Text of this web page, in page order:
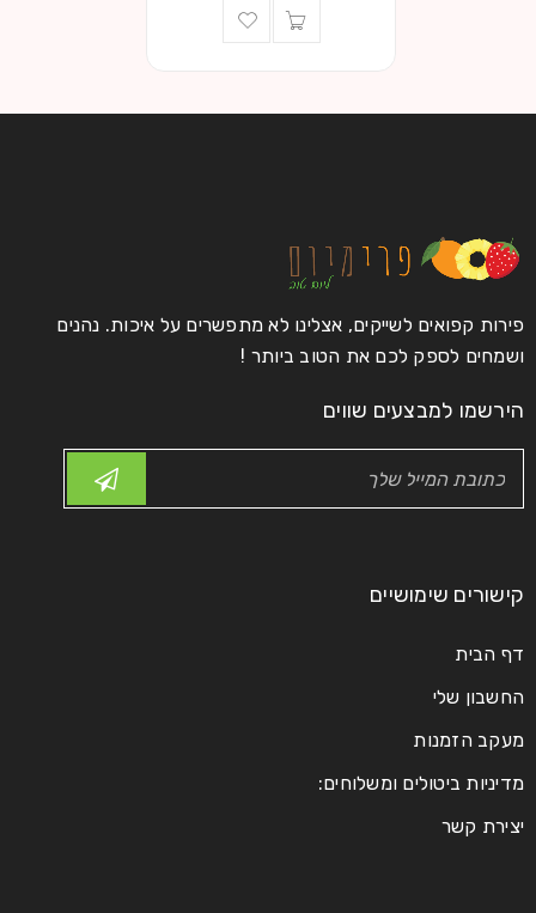
פירות קפואים לשייקים, אצלינו לא מתפשרים על איכות. נהנים
ושמחים לספק לכם את הטוב ביותר !
הירשמו למבצעים שווים
קישורים שימושיים
דף הבית
החשבון שלי
מעקב הזמנות
מדיניות ביטולים ומשלוחים:
יצירת קשר